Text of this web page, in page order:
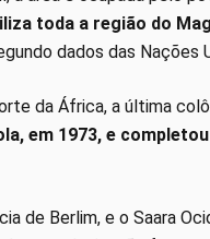
toda a região do
dados das Nações
da África, a última
em 1973, e
de Berlim, e o Saara